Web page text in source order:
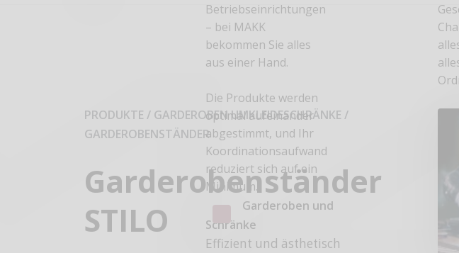
Betriebseinrichtungen
– bei MAKK
bekommen Sie alles
aus einer Hand.
Die Produkte werden
optimal aufeinander
abgestimmt, und Ihr
Koordinationsaufwand
reduziert sich auf ein
Minimum.
Garderoben und
Schränke
Effizient und ästhetisch
PRODUKTE / GARDEROBEN UMKLEIDESCHRÄNKE /
GARDEROBENSTÄNDER
Garderobenständer
STILO